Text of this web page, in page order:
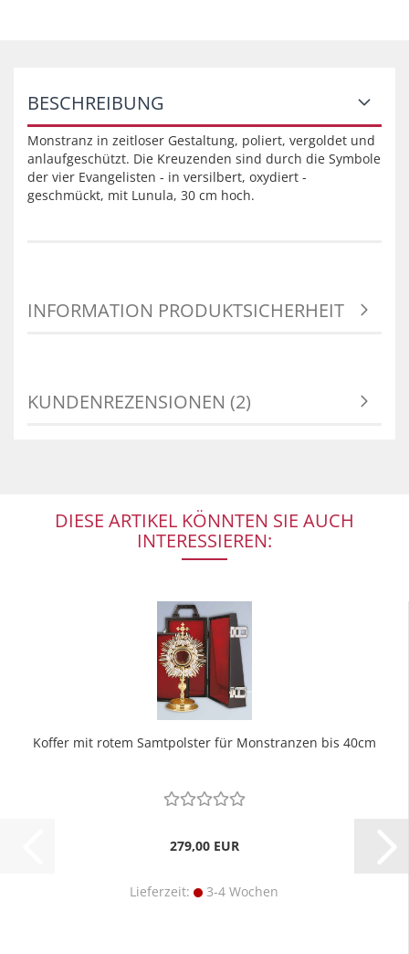
BESCHREIBUNG
Monstranz in zeitloser Gestaltung, poliert, vergoldet und
anlaufgeschützt. Die Kreuzenden sind durch die Symbole
der vier Evangelisten - in versilbert, oxydiert -
geschmückt, mit Lunula, 30 cm hoch.
INFORMATION PRODUKTSICHERHEIT
KUNDENREZENSIONEN (2)
DIESE ARTIKEL KÖNNTEN SIE AUCH
INTERESSIEREN:
Koffer mit rotem Samtpolster für Monstranzen bis 40cm
279,00 EUR
Lieferzeit: 3-4 Wochen